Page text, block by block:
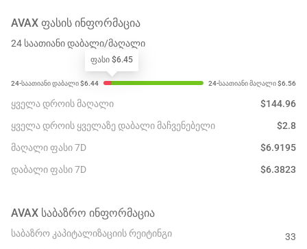
AVAX ᲤᲐᲡᲘᲡ ᲘᲜᲤᲝᲠᲛᲐᲪᲘᲐ
24 საათიანი დაბალი/მაღალი
ფასი $6.45
ყველა დროის მაღალი $144.96
ყველა დროის ყველაზე დაბალი მაჩვენებელი
$2.8
მაღალი ფასი 7D
$6.9195
დაბალი ფასი 7D
$6.3823
AVAX ᲡᲐᲑᲐᲖᲠᲝ ᲘᲜᲤᲝᲠᲛᲐᲪᲘᲐ
საბაზრო კაპიტალიზაციის რეიტინგი
33